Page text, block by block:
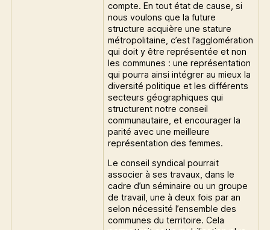
compte. En tout état de cause, si
nous voulons que la future
structure acquière une stature
métropolitaine, c’est l’agglomération
qui doit y être représentée et non
les communes : une représentation
qui pourra ainsi intégrer au mieux la
diversité politique et les différents
secteurs géographiques qui
structurent notre conseil
communautaire, et encourager la
parité avec une meilleure
représentation des femmes.
Le conseil syndical pourrait
associer à ses travaux, dans le
cadre d’un séminaire ou un groupe
de travail, une à deux fois par an
selon nécessité l’ensemble des
communes du territoire. Cela